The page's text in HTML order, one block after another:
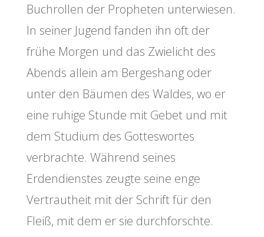
Buchrollen der Propheten unterwiesen.
In seiner Jugend fanden ihn oft der
frühe Morgen und das Zwielicht des
Abends allein am Bergeshang oder
unter den Bäumen des Waldes, wo er
eine ruhige Stunde mit Gebet und mit
dem Studium des Gotteswortes
verbrachte. Während seines
Erdendienstes zeugte seine enge
Vertrautheit mit der Schrift für den
Fleiß, mit dem er sie durchforschte.